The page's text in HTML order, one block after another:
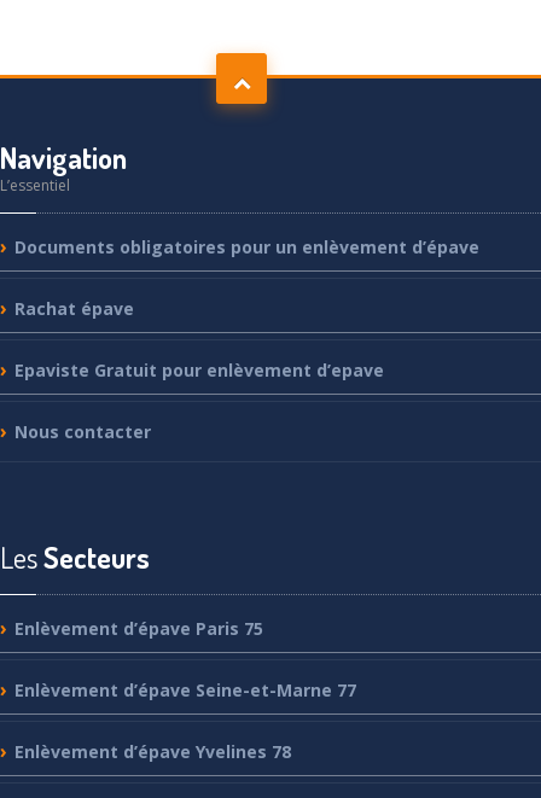
Navigation
L’essentiel
Documents obligatoires pour un enlèvement d’épave
Rachat épave
Epaviste Gratuit pour enlèvement d’epave
Nous contacter
LesSecteurs
Enlèvement d’épave Paris 75
Enlèvement d’épave Seine-et-Marne 77
Enlèvement d’épave Yvelines 78